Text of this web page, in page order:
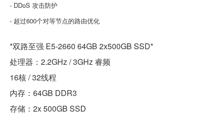
- DDoS 攻击防护
- 超过600个对等节点的路由优化
*双路至强 E5-2660 64GB 2x500GB SSD*
处理器：2.2GHz / 3GHz 睿频
16核 / 32线程
内存：64GB DDR3
存储：2x 500GB SSD